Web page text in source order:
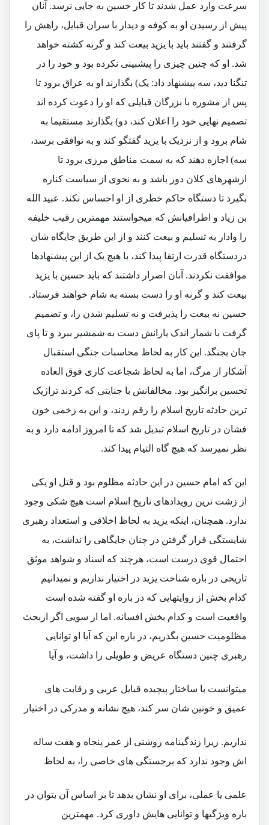
سرعت وارد عمل شدند تا کار حسین به جایی نرسد. آنان
پیش از رسیدن او به کوفه و دیدار با سران قبایل، راهش را
گرفتند و گفتند باید با یزید بیعت کند و گرنه کشته خواهد
شد. او که چنین چیزی را پیشبینی نکرده بود و خود را در
تنگنا دید، سه پیشنهاد داد: یک) بگذارند او به عراق برود تا
پس از مشوره با بزرگان قبایلی که او را دعوت کرده اند
تصمیم نهایی خود را اعلان کند، دو) بگذارند مستقیما به
شام برود و از نزدیک با یزید گفتگو کند و به توافقی برسد،
سه) اجازه دهند که به سمت مناطق مرزی برود تا
ازشهرهای کلان دور باشد و به نحوی از سیاست کناره
بگیرد تا دستگاه حاکم خطری از او احساس نکند. عبید الله
بن زیاد و اطرافیانش که میخواستند مهمترین رقیب خلیفه
را وادار به تسلیم و بیعت کنند و از این طریق جایگاه شان
دردستگاه قدرت ارتقا پیدا کند، با هیچ یک از این پیشنهادها
موافقت نکردند. آنان اصرار داشتند که باید حسین با یزید
بیعت کند و گرنه او را دست بسته به شام خواهند فرستاد.
حسین نه بیعت را پذیرفت و نه تسلیم شدن را، و تصمیم
گرفت با شمار اندک یارانش دست به شمشیر ببرد و تا پای
جان بجنگد. این کار به لحاظ محاسبات جنگی استقبال
آشکار از مرگ، اما به لحاظ شجاعت کاری فوق العاده
تحسین برانگیز بود. مخالفانش با جنایتی که کردند تراژیک
ترین حادثه تاریخ اسلام را رقم زدند، و این به زخمی خون
فشان در تاریخ اسلام تبدیل شد که تا امروز ادامه دارد و به
نظر نمیرسد که هیچ گاه التیام پیدا کند.
این که امام حسین در این حادثه مظلوم بود و قتل او یکی
از زشت ترین رویدادهای تاریخ اسلام است هیچ شکی وجود
ندارد. همچنان، اینکه یزید به لحاظ اخلاقی و استعداد رهبری
شایستگی قرار گرفتن در چنان جایگاهی را نداشت، به
احتمال قوی درست است، هرچند که اسناد و شواهد موثق
تاریخی در باره شناخت یزید در اختیار نداریم و نمیدانیم
کدام بخش از روایتهایی که در باره او گفته شده است
واقعیت است و کدام بخش افسانه. اما از سویی اگر ازبحث
مظلومیت حسین بگذریم، در باره این که آیا او توانایی
رهبری چنین دستگاه عریض و طویلی را داشت، و آیا
میتوانست با ساختار پیچیده قبایل عربی و رقابت های
عمیق و خونین شان سر کند، هیچ نشانه و مدرکی در اختیار
نداریم. زیرا زندگینامه روشنی از عمر پنجاه و هفت ساله
اش وجود ندارد که برجستگی های خاصی را، به لحاظ
علمی یا عملی، برای او نشان بدهد تا بر اساس آن بتوان در
باره ویژگیها و توانایی هایش داوری کرد. مهمترین